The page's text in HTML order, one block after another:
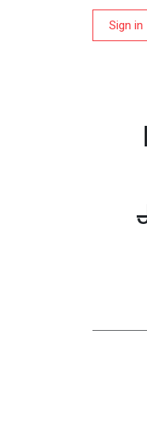
Sign in